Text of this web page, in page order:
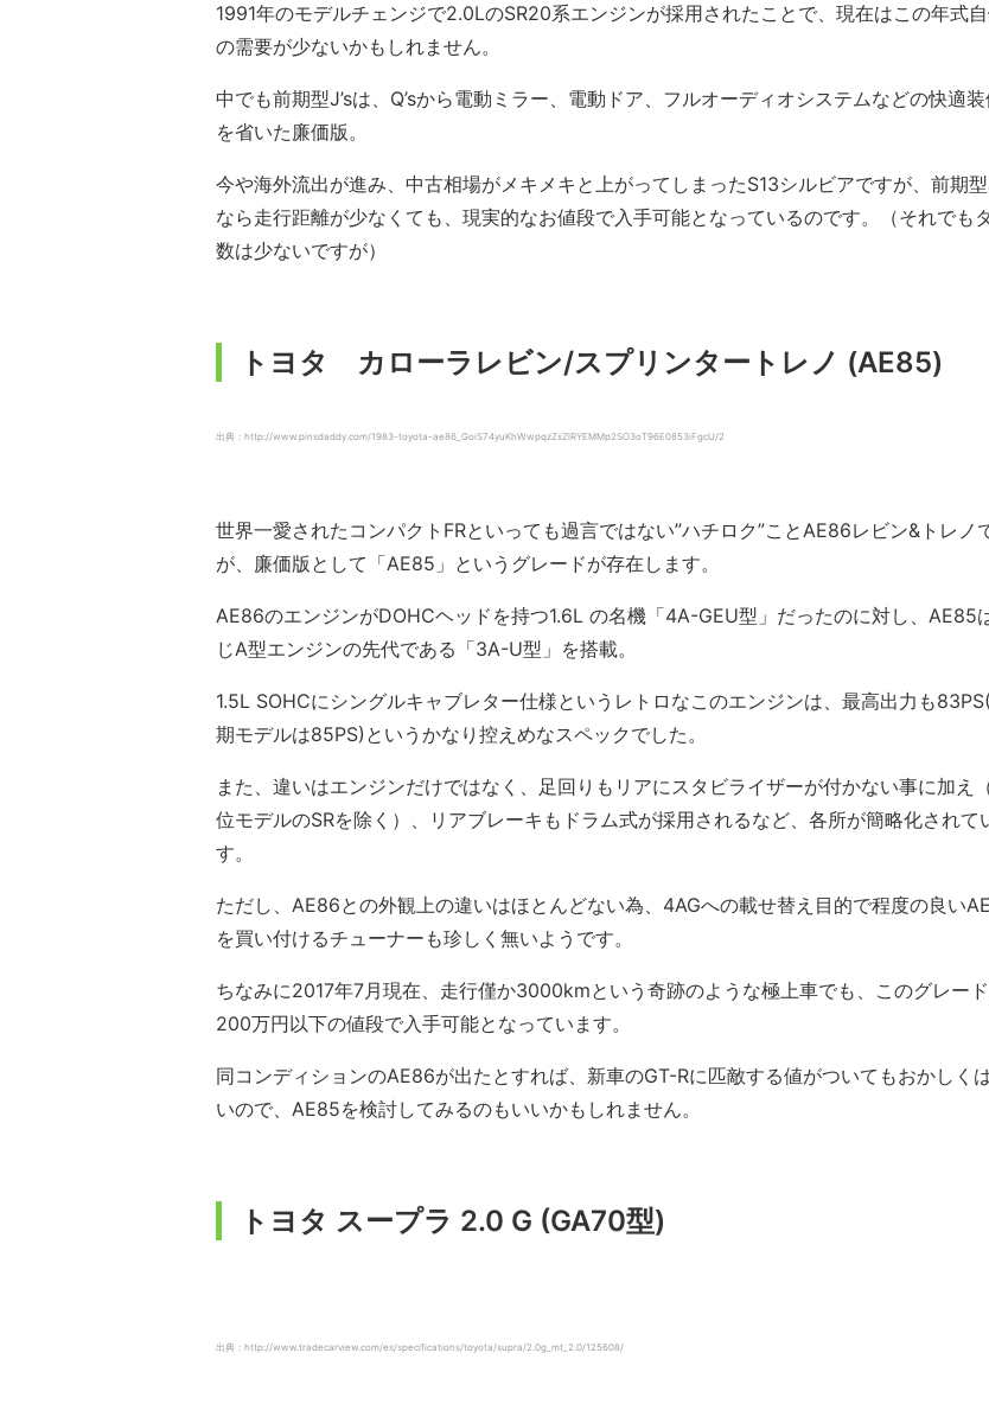
1991年のモデルチェンジで2.0LのSR20系エンジンが採用されたことで、現在はこの年式
の需要が少ないかもしれません。
中でも前期型J’sは、Q’sから電動ミラー、電動ドア、フルオーディオシステムなどの快適
を省いた廉価版。
今や海外流出が進み、中古相場がメキメキと上がってしまったS13シルビアですが、前期型
なら走行距離が少なくても、現実的なお値段で入手可能となっているのです。（それでも
数は少ないですが）
トヨタ カローラレビン/スプリンタートレノ (AE85)
出典：http://www.pinsdaddy.com/1983-toyota-ae86_GoiS74yuKhWwpqzZsZlRYEMMp2SO3oT96E0853iFgcU/2
世界一愛されたコンパクトFRといっても過言ではない”ハチロク”ことAE86レビン&トレノ
が、廉価版として「AE85」というグレードが存在します。
AE86のエンジンがDOHCヘッドを持つ1.6L の名機「4A-GEU型」だったのに対し、AE85
じA型エンジンの先代である「3A-U型」を搭載。
1.5L SOHCにシングルキャブレター仕様というレトロなこのエンジンは、最高出力も
期モデルは85PS)というかなり控えめなスペックでした。
また、違いはエンジンだけではなく、足回りもリアにスタビライザーが付かない事に加え
位モデルのSRを除く）、リアブレーキもドラム式が採用されるなど、各所が簡略化されて
す。
ただし、AE86との外観上の違いはほとんどない為、4AGへの載せ替え目的で程度の良い
を買い付けるチューナーも珍しく無いようです。
ちなみに2017年7月現在、走行僅か3000kmという奇跡のような極上車でも、このグレー
200万円以下の値段で入手可能となっています。
同コンディションのAE86が出たとすれば、新車のGT-Rに匹敵する値がついてもおかしく
いので、AE85を検討してみるのもいいかもしれません。
トヨタ スープラ 2.0 G (GA70型)
出典：http://www.tradecarview.com/es/specifications/toyota/supra/2.0g_mt_2.0/125608/